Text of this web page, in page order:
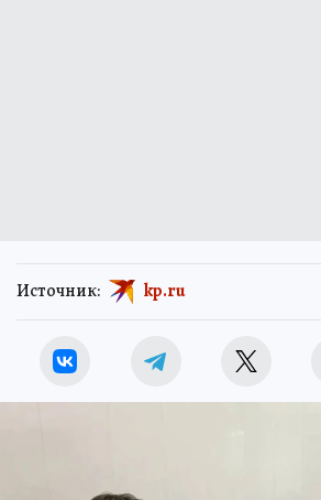
Источник: kp.ru